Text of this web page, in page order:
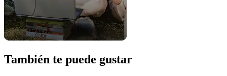
También te puede gustar